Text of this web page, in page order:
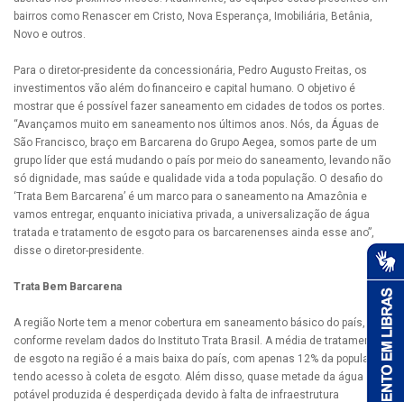
bairros como Renascer em Cristo, Nova Esperança, Imobiliária, Betânia,
Novo e outros.
Para o diretor-presidente da concessionária, Pedro Augusto Freitas, os
investimentos vão além do financeiro e capital humano. O objetivo é
mostrar que é possível fazer saneamento em cidades de todos os portes.
“Avançamos muito em saneamento nos últimos anos. Nós, da Águas de
São Francisco, braço em Barcarena do Grupo Aegea, somos parte de um
grupo líder que está mudando o país por meio do saneamento, levando não
só dignidade, mas saúde e qualidade vida a toda população. O desafio do
‘Trata Bem Barcarena’ é um marco para o saneamento na Amazônia e
vamos entregar, enquanto iniciativa privada, a universalização de água
tratada e tratamento de esgoto para os barcarenenses ainda esse ano”,
disse o diretor-presidente.
Trata Bem Barcarena
A região Norte tem a menor cobertura em saneamento básico do país,
conforme revelam dados do Instituto Trata Brasil. A média de tratamento
de esgoto na região é a mais baixa do país, com apenas 12% da população
tendo acesso à coleta de esgoto. Além disso, quase metade da água
potável produzida é desperdiçada devido à falta de infraestrutura